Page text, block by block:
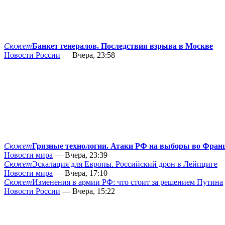
СюжетБанкет генералов. Последствия взрыва в Москве
Новости России — Вчера, 23:58
СюжетГрязные технологии. Атаки РФ на выборы во
Новости мира — Вчера, 23:39
СюжетЭскалация для Европы. Российский дрон в Лейпциге
Новости мира — Вчера, 17:10
СюжетИзменения в армии РФ: что стоит за решением Путина
Новости России — Вчера, 15:22